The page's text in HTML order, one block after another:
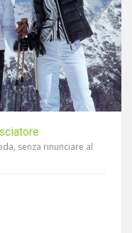
senza rinunciare al